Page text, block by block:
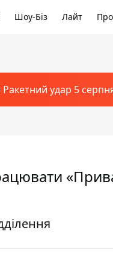
Шоу-Біз Лайт
Ракетний удар 5